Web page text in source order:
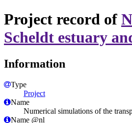
Project record of
Scheldt estuary
Information
Type
Project
Name
Numerical simulations of the
Name @nl